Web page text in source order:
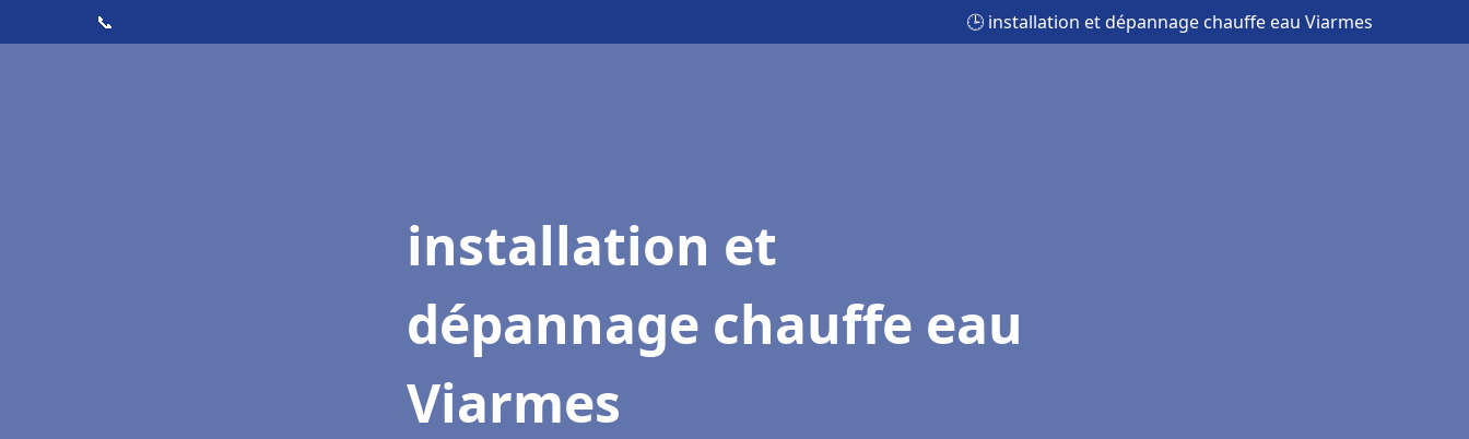
📞 🕒 installation et dépannage chauffe eau Viarmes
installation et
dépannage chauffe eau
Viarmes